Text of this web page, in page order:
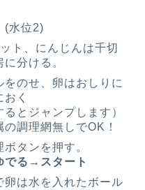
(水位2)
ト、にんじんは千切
分ける。
のせ、卵はおしりに
く
とジャンプします）
調理網無しでOK！
タンを押す。
でる→スタート
卵は水を入れたボール